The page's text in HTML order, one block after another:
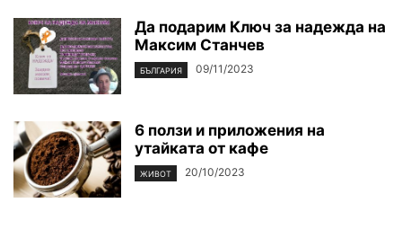
Да подарим Ключ за надежда на
Максим Станчев
БЪЛГАРИЯ 09/11/2023
6 ползи и приложения на
утайката от кафе
ЖИВОТ 20/10/2023